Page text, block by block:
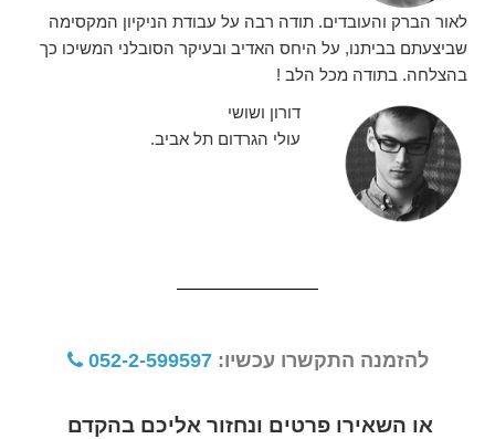
לאור הברק והעובדים. תודה רבה על עבודת הניקיון המקסימה
שביצעתם בביתנו, על היחס האדיב ובעיקר הסובלני המשיכו כך
בהצלחה. בתודה מכל הלב !
דורון ושושי
עולי הגרדום תל אביב.
להזמנה התקשרו עכשיו: 052-2-599597
או השאירו פרטים ונחזור אליכם בהקדם